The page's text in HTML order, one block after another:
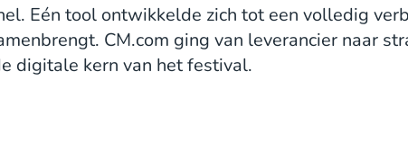
Eén tool ontwikkelde zich tot een volledig
CM.com ging van leverancier naar
digitale kern van het festival.